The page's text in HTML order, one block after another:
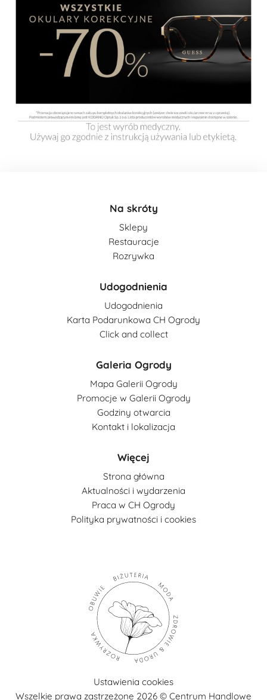
Na skróty
Sklepy
Restauracje
Rozrywka
Udogodnienia
Udogodnienia
Karta Podarunkowa CH Ogrody
Click and collect
Galeria Ogrody
Mapa Galerii Ogrody
Promocje w Galerii Ogrody
Godziny otwarcia
Kontakt i lokalizacja
Więcej
Strona główna
Aktualności i wydarzenia
Praca w CH Ogrody
Polityka prywatności i cookies
Ustawienia cookies
Wszelkie prawa zastrzeżone 2026 © Centrum Handlowe